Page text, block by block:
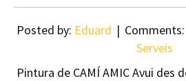
Posted by: Eduard Comments:
Serveis
Pintura de CAMÍ AMIC Avui des